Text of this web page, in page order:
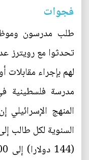
فجوات
طلب مدرسون
تحدثوا مع رويترز
لهم بإجراء
مدرسة فلسطينية
المنهج